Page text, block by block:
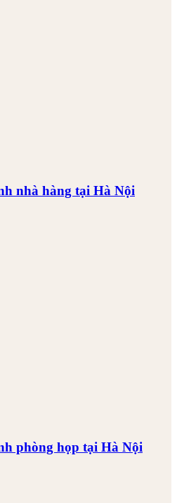
nhà hàng tại Hà Nội
phòng họp tại Hà Nội